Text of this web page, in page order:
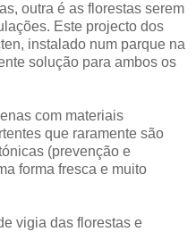
outra é as florestas serem
Este projecto dos
instalado num parque na
solução para ambos os
com materiais
que raramente são
(prevenção e
forma fresca e muito
vigia das florestas e